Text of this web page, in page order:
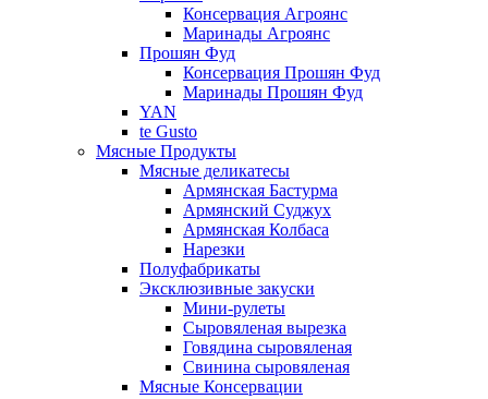
Консервация Агроянс
Маринады Агроянс
Прошян Фуд
Консервация Прошян Фуд
Маринады Прошян Фуд
YAN
te Gusto
Мясные Продукты
Мясные деликатесы
Армянская Бастурма
Армянский Суджух
Армянская Колбаса
Нарезки
Полуфабрикаты
Эксклюзивные закуски
Мини-рулеты
Сыровяленая вырезка
Говядина сыровяленая
Свинина сыровяленая
Мясные Консервации